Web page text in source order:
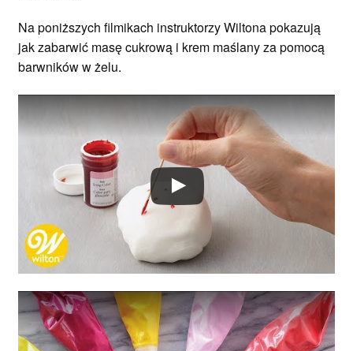
Na poniższych filmikach instruktorzy Wiltona pokazują
jak zabarwić masę cukrową i krem maślany za pomocą
barwników w żelu.